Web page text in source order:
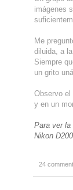
imágenes
Me
diluida, a
Siempre
un grito
Observo el
y en un
Para ver la
Nikon
24